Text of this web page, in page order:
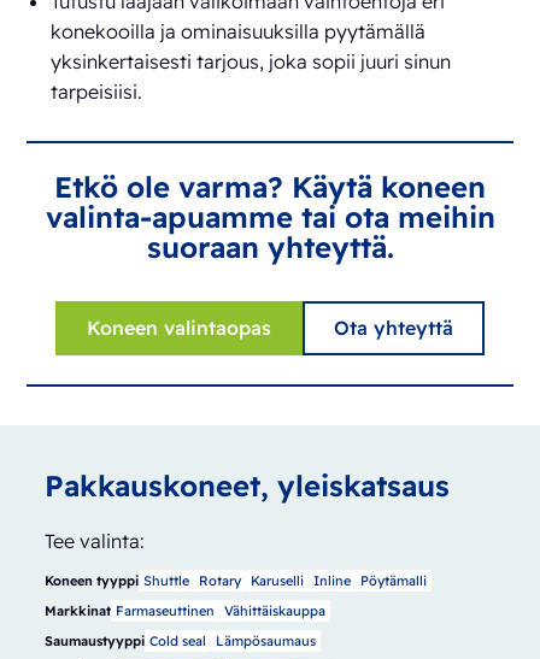
konekooilla ja ominaisuuksilla pyytämällä
yksinkertaisesti tarjous, joka sopii juuri sinun
tarpeisiisi.
Etkö ole varma? Käytä koneen
valinta-apuamme tai ota meihin
suoraan yhteyttä.
Koneen valintaopas Ota yhteyttä
Pakkauskoneet, yleiskatsaus
Tee valinta:
Koneen tyyppi Shuttle Rotary Karuselli Inline
Pöytämalli
Markkinat Farmaseuttinen
Vähittäiskauppa
Saumaustyyppi Cold seal
Lämpösaumaus